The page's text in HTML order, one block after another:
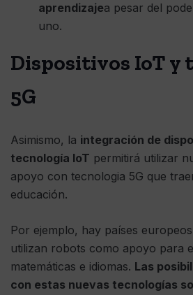
aprendizajea pesar del
uno.
Dispositivos IoT y
5G
Asimismo, la integración de
tecnología IoT permitirá utilizar
apoyo con tecnologia 5G que
educación.
Por ejemplo, hay países
utilizan robots como apoyo para
matemáticas e idiomas. Las
con estas nuevas tecnologías